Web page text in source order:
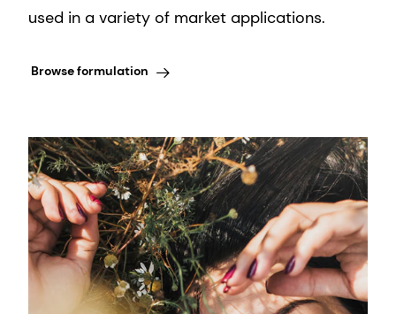
used in a variety of market applications.
Browse formulation